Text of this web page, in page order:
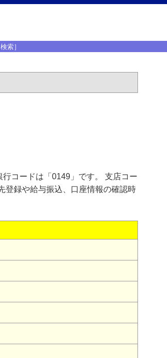
索］
コードは「0149」です。 支店コー
登録や給与振込、口座情報の確認時